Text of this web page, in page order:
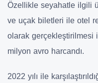
Özellikle seyahatle ilgili
ve uçak biletleri ile otel
olarak gerçekleştirilmesi
milyon avro harcandı.
2022 yılı ile